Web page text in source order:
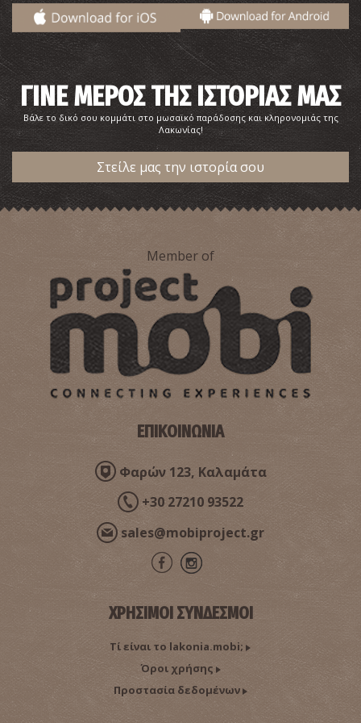
Κάστρο της Κελεφάς
ΚΑΣΤΡΑ ~3Km
Ναός της Μεταμόρφωσης του Σωτήρος
ΒΥΖΑΝΤΙΟ ~3.8Km
~4.2Km
ΓΙΝΕ ΜΕΡΟΣ ΤΗΣ ΙΣΤΟΡΙΑΣ ΜΑΣ
Βάλε το δικό σου κομμάτι στο μωσαϊκό παράδοσης και κληρονομιάς της
Λακωνίας!
Στείλε μας την ιστορία σου
Member of
ΕΠΙΚΟΙΝΩΝΙΑ
Φαρών 123, Καλαμάτα
+30 27210 93522
sales@mobiproject.gr
ΧΡΗΣΙΜΟΙ ΣΥΝΔΕΣΜΟΙ
Τί είναι το lakonia.mobi;
Όροι χρήσης
Προστασία δεδομένων